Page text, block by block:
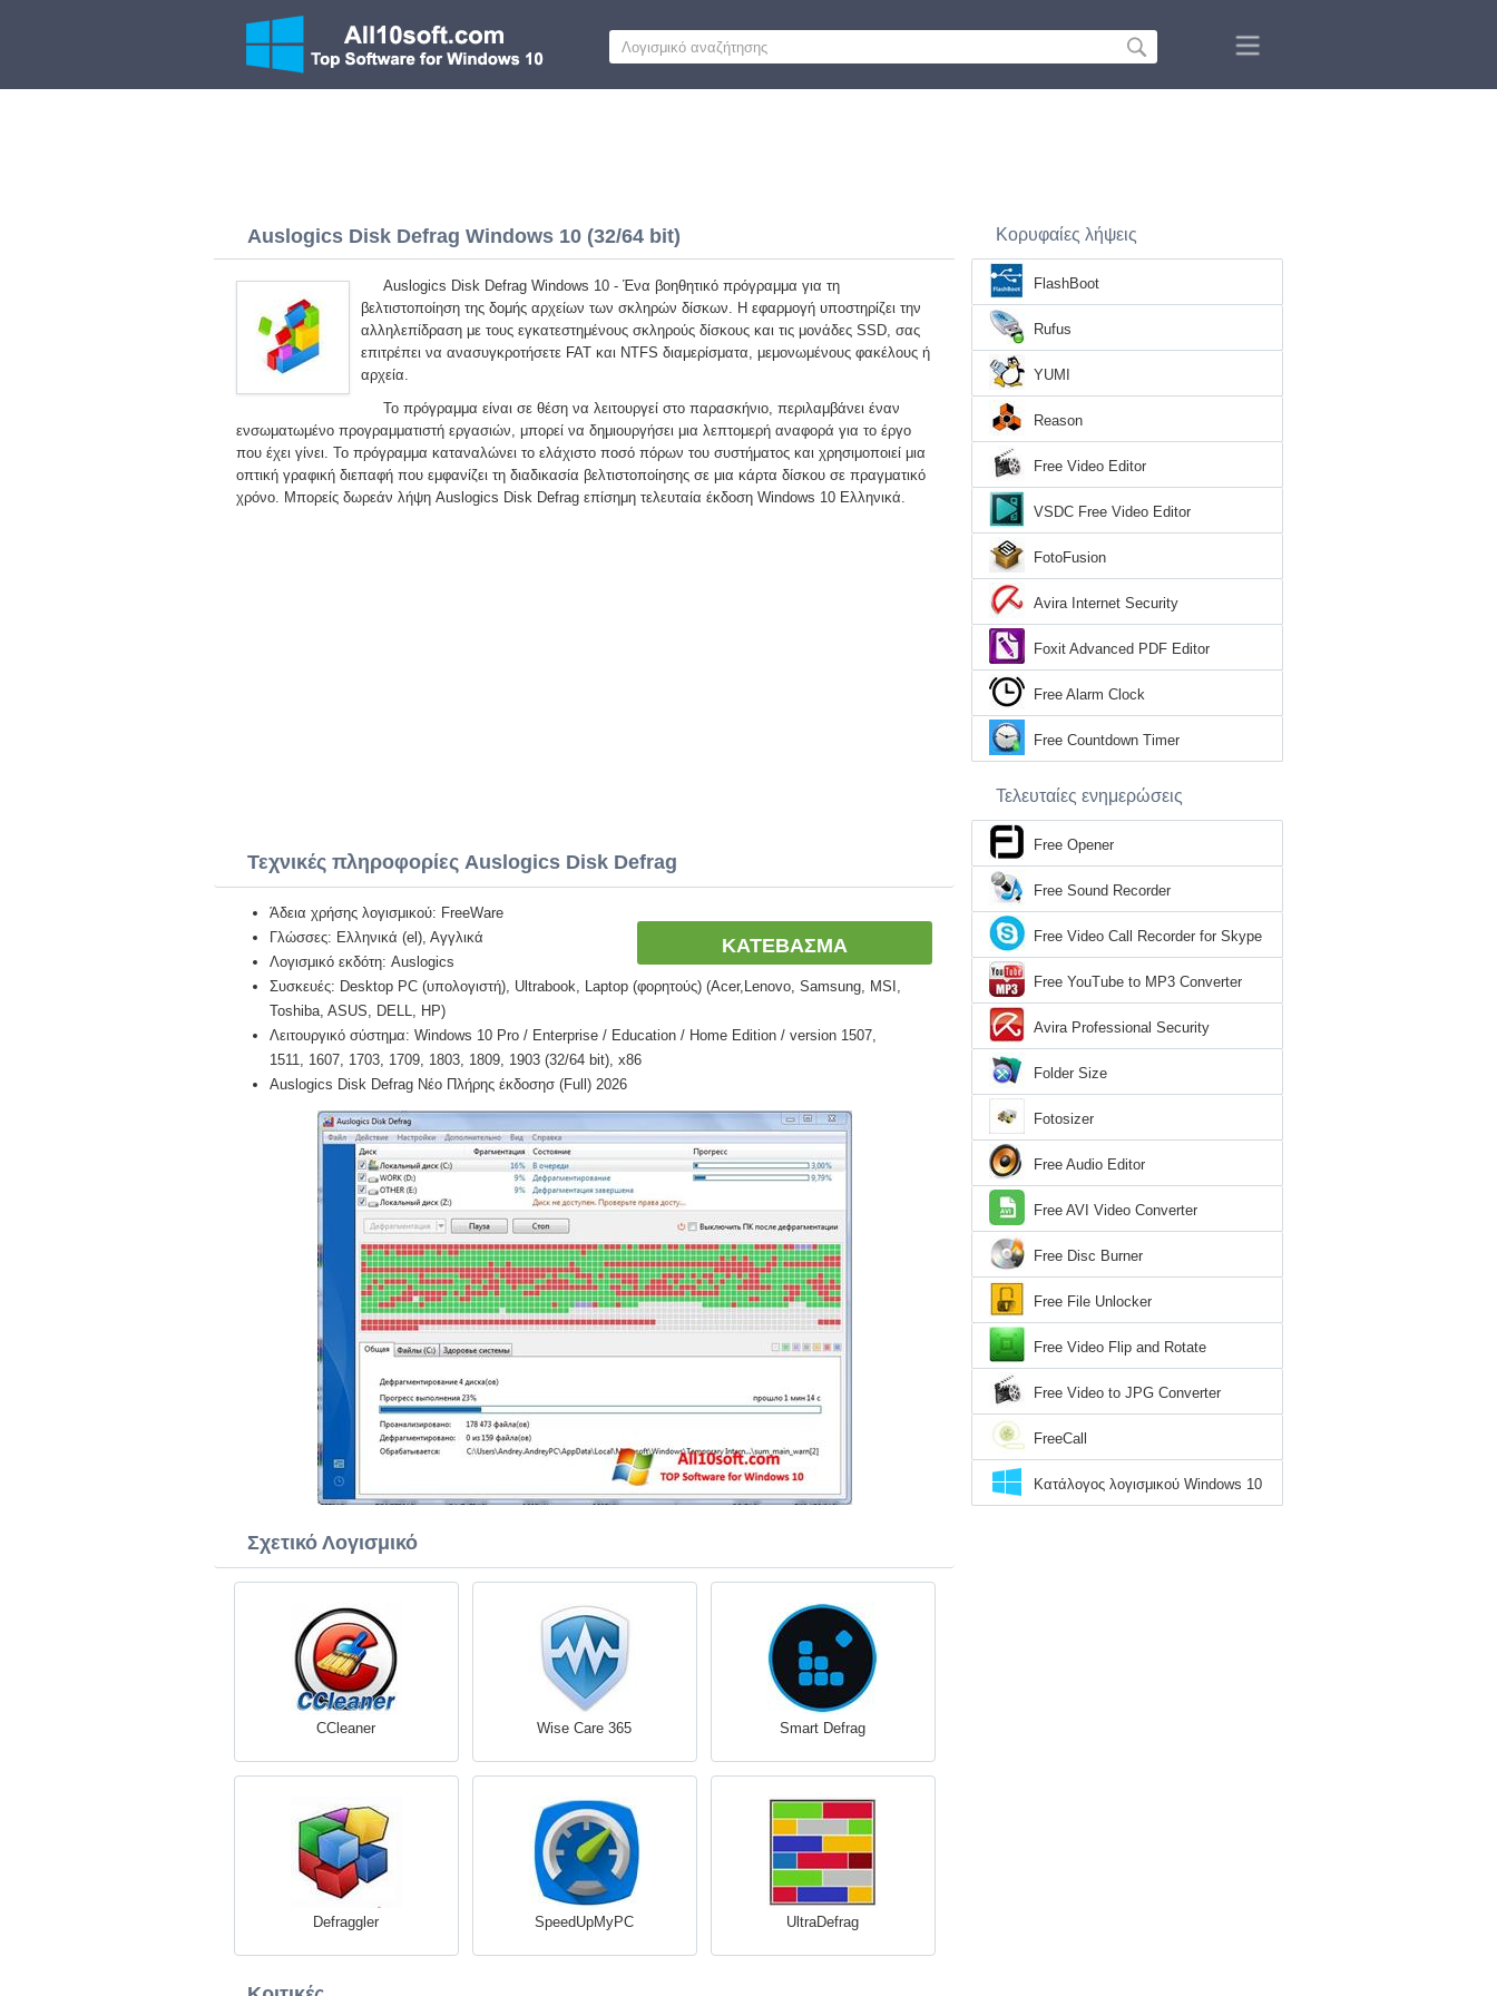
Auslogics Disk Defrag Windows 10 (32/64 bit)
Auslogics Disk Defrag Windows 10 - Ένα βοηθητικό πρόγραμμα για τη
βελτιστοποίηση της δομής αρχείων των σκληρών δίσκων. Η εφαρμογή υποστηρίζει την
αλληλεπίδραση με τους εγκατεστημένους σκληρούς δίσκους και τις μονάδες SSD, σας
επιτρέπει να ανασυγκροτήσετε FAT και NTFS διαμερίσματα, μεμονωμένους φακέλους ή
αρχεία.
Το πρόγραμμα είναι σε θέση να λειτουργεί στο παρασκήνιο, περιλαμβάνει έναν
ενσωματωμένο προγραμματιστή εργασιών, μπορεί να δημιουργήσει μια λεπτομερή αναφορά για το έργο
που έχει γίνει. Το πρόγραμμα καταναλώνει το ελάχιστο ποσό πόρων του συστήματος και χρησιμοποιεί μια
οπτική γραφική διεπαφή που εμφανίζει τη διαδικασία βελτιστοποίησης σε μια κάρτα δίσκου σε πραγματικό
χρόνο. Μπορείς δωρεάν λήψη Auslogics Disk Defrag επίσημη τελευταία έκδοση Windows 10 Ελληνικά.
Τεχνικές πληροφορίες Auslogics Disk Defrag
ΚΑΤΕΒΑΣΜΑ
Άδεια χρήσης λογισμικού: FreeWare
Γλώσσες: Ελληνικά (el), Αγγλικά
Λογισμικό εκδότη: Auslogics
Συσκευές: Desktop PC (υπολογιστή), Ultrabook, Laptop (φορητούς) (Acer,Lenovo, Samsung, MSI,
Toshiba, ASUS, DELL, HP)
Λειτουργικό σύστημα: Windows 10 Pro / Enterprise / Education / Home Edition / version 1507,
1511, 1607, 1703, 1709, 1803, 1809, 1903 (32/64 bit), x86
Auslogics Disk Defrag Νέο Πλήρης έκδοσησ (Full) 2026
Σχετικό Λογισμικό
CCleaner Wise Care 365 Smart Defrag
Defraggler SpeedUpMyPC UltraDefrag
Κορυφαίες λήψεις
FlashBoot
Rufus
YUMI
Reason
Free Video Editor
VSDC Free Video Editor
FotoFusion
Avira Internet Security
Foxit Advanced PDF Editor
Free Alarm Clock
Free Countdown Timer
Τελευταίες ενημερώσεις
Free Opener
Free Sound Recorder
Free Video Call Recorder for Skype
Free YouTube to MP3 Converter
Avira Professional Security
Folder Size
Fotosizer
Free Audio Editor
Free AVI Video Converter
Free Disc Burner
Free File Unlocker
Free Video Flip and Rotate
Free Video to JPG Converter
FreeCall
Κατάλογος λογισμικού Windows 10